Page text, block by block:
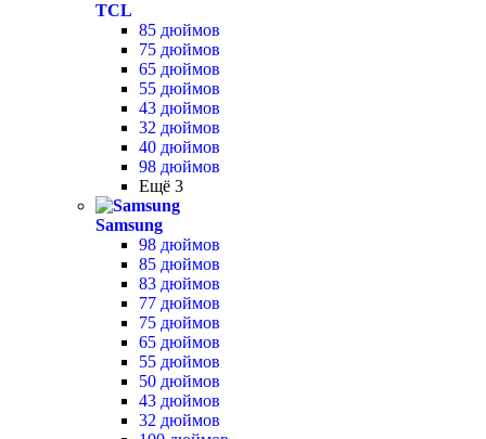
TCL
85 дюймов
75 дюймов
65 дюймов
55 дюймов
43 дюймов
32 дюймов
40 дюймов
98 дюймов
Ещё 3
Samsung
98 дюймов
85 дюймов
83 дюймов
77 дюймов
75 дюймов
65 дюймов
55 дюймов
50 дюймов
43 дюймов
32 дюймов